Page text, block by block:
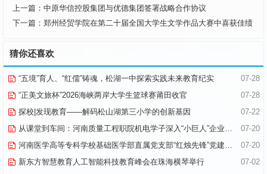
上一篇： 中原华信控股集团与优德集团签署战略合作协议
下一篇： 郑州经贸学院在第二十届全国大学生文学作品大赛中喜获佳绩
猜你还喜欢
07-28
“五境”育人、“红儒”铸魂，松湖一中探索实践未来教育纪实
07-28
“正美文旅杯”​2026海峡两岸大学生篮球赛莆田收官
07-22
探校|发现教育——解码松山湖第三小学的创新基因
07-20
从课堂到车间：河南质量工程职院机电学子深入“小巨人”企业，交出8份青春“智造”答卷
07-20
河南医学高等专科学校基础医学部直属党支部“红烛先锋”党建品牌创建纪实
07-02
新东方智慧教育人工智能科技教育峰会在珠海横琴举行